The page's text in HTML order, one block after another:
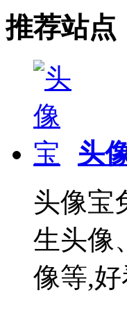
推荐站点
头
头像宝
生头像
像等,